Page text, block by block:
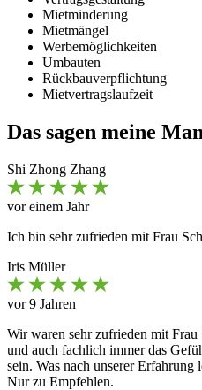
Mietminderung
Mietmängel
Werbemöglichkeiten
Umbauten
Rückbauverpflichtung
Mietvertragslaufzeit
Das sagen meine
Shi Zhong Zhang
vor einem Jahr
Ich bin sehr zufrieden mit Frau
Iris Müller
vor 9 Jahren
Wir waren sehr zufrieden mit Frau
und auch fachlich immer das
sein. Was nach unserer
Nur zu Empfehlen.